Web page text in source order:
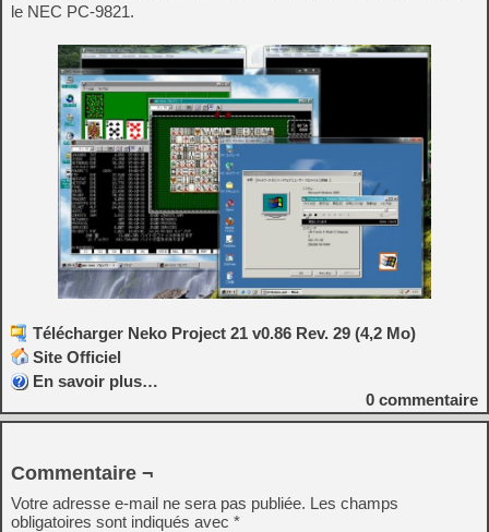
le NEC PC-9821.
Télécharger Neko Project 21 v0.86 Rev. 29 (4,2 Mo)
Site Officiel
En savoir plus…
0 commentaire
Commentaire ¬
Votre adresse e-mail ne sera pas publiée. Les champs
obligatoires sont indiqués avec *